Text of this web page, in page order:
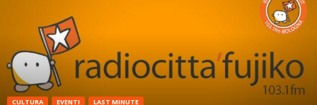
CULTURA EVENTI LAST MINUTE